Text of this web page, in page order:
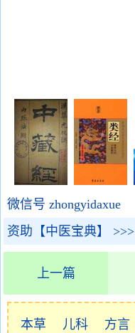
微信号 zhongyidaxue
资助【中医宝典】 >>>
上一篇
本草 儿科 方言